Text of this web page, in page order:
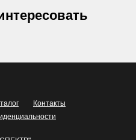
Контакты